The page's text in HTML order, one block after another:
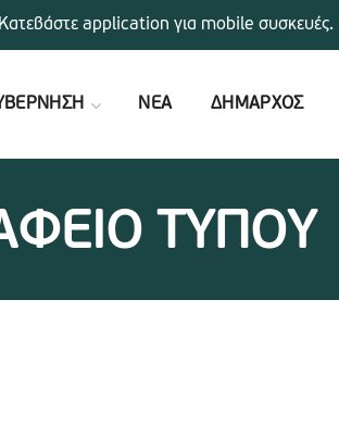
ΝΕΑ ΔΗΜΑΡΧΟΣ
ΤΥΠΟΥ
application για mobile συσκευές.